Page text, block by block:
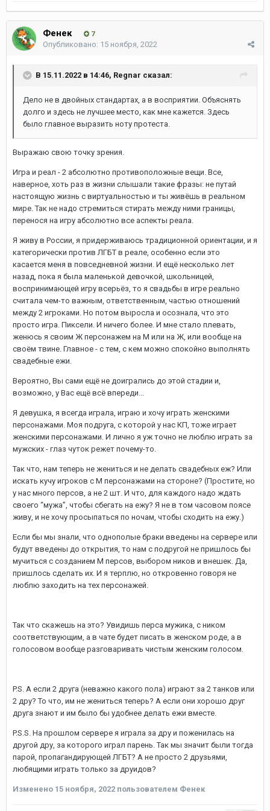
Фенек 7
Опубликовано: 15 ноября, 2022
В 15.11.2022 в 14:46, Regnar сказал:
Дело не в двойных стандартах, а в восприятии. Объяснять
долго и здесь не лучшее место, как мне кажется. Здесь
было главное выразить ноту протеста.
Выражаю свою точку зрения.
Игра и реал - 2 абсолютно противоположные вещи. Все,
наверное, хоть раз в жизни слышали такие фразы: не путай
настоящую жизнь с виртуальностью и ты живёшь в реальном
мире. Так не надо стремиться стирать между ними границы,
перенося на игру абсолютно все аспекты реала.
Я живу в России, я придерживаюсь традиционной ориентации, и я
категорически против ЛГБТ в реале, особенно если это
касается меня в повседневной жизни. И ещё несколько лет
назад, пока я была маленькой девочкой, школьницей,
воспринимающей игру всерьёз, то я свадьбы в игре реально
считала чем-то важным, ответственным, частью отношений
между 2 игроками. Но потом выросла и осознала, что это
просто игра. Пиксели. И ничего более. И мне стало плевать,
женюсь я своим Ж персонажем на М или на Ж, или вообще на
своём твине. Главное - с тем, с кем можно спокойно выполнять
свадебные ежи.
Вероятно, Вы сами ещё не доигрались до этой стадии и,
возможно, у Вас ещё всё впереди...
Я девушка, я всегда играла, играю и хочу играть женскими
персонажами. Моя подруга, с которой у нас КП, тоже играет
женскими персонажами. И лично я уж точно не люблю играть за
мужских - глаз чуток режет почему-то.
Так что, нам теперь не жениться и не делать свадебных еж? Или
искать кучу игроков с М персонажами на стороне? (Простите, но
у нас много персов, а не 2 шт. И что, для каждого надо ждать
своего “мужа”, чтобы сбегать на ежу? Я не в том часовом поясе
живу, и не хочу просыпаться по ночам, чтобы сходить на ежу.)
Если бы мы знали, что однополые браки введены на сервере или
будут введены до открытия, то нам с подругой не пришлось бы
мучиться с созданием М персов, выбором ников и внешек. Да,
пришлось сделать их. И я терплю, но откровенно говоря не
люблю заходить на тех персонажей.
Так что скажешь на это? Увидишь перса мужика, с ником
соответствующим, а в чате будет писать в женском роде, а в
голосовом вообще разговаривать чистым женским голосом.
P.S. А если 2 друга (неважно какого пола) играют за 2 танков или
2 дру? То что, им не жениться теперь? А если они хорошо друг
друга знают и им было бы удобнее делать ежи вместе.
P.S.S. На прошлом сервере я играла за дру и поженилась на
другой дру, за которого играл парень. Так мы значит были тогда
парой, пропагандирующей ЛГБТ? А не просто 2 друзьями,
любящими играть только за друидов?
Изменено 15 ноября, 2022 пользователем Фенек